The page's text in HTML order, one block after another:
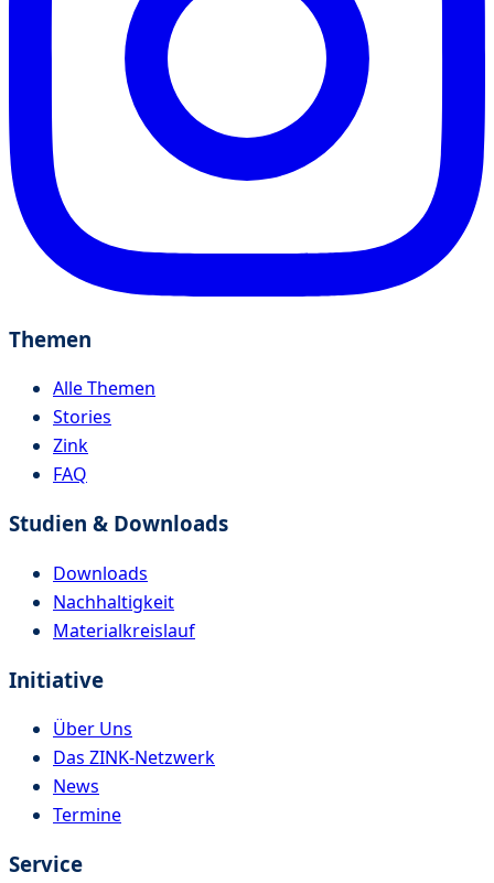
Themen
Alle Themen
Stories
Zink
FAQ
Studien & Downloads
Downloads
Nachhaltigkeit
Materialkreislauf
Initiative
Über Uns
Das ZINK-Netzwerk
News
Termine
Service